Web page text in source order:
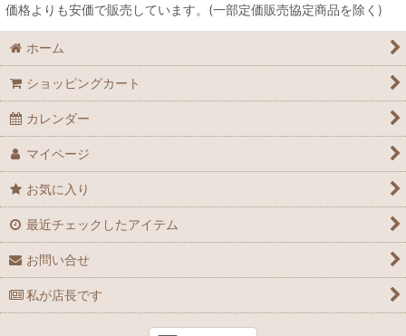
価格よりも安価で販売しています。(一部定価販売協定商品を除く)
ホーム
ショッピングカート
カレンダー
マイページ
お気に入り
最近チェックしたアイテム
お問い合せ
私が店長です